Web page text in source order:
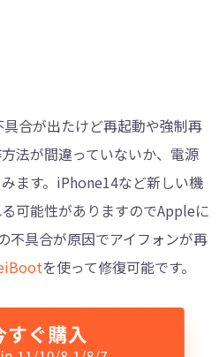
合が出たけど再起動や強制再
法が間違っていないか、電源
ます。iPhone14など新しい機
可能性がありますのでAppleに
不具合が原因でアイフォンが再
を使って修復可能です。